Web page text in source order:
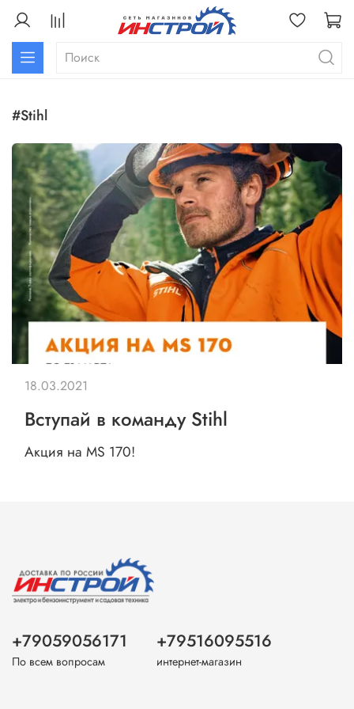
#stihl
Вступай в команду Stihl
Акция на MS 170!
18.03.2021
+79059056171
По всем вопросам
+79516095516
интернет-магазин